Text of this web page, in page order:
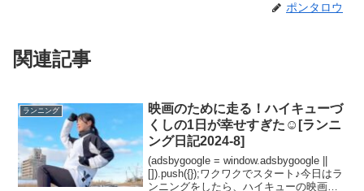
ポンタロウ
関連記事
ランニング
映画のために走る！ハイキューづ
くしの1日が幸せすぎた☺️[ランニ
ング日記2024-8]
(adsbygoogle = window.adsbygoogle ||
[]).push({});ワクワクでスタート♪今日はラ
ンニングをしたら、ハイキューの映画を